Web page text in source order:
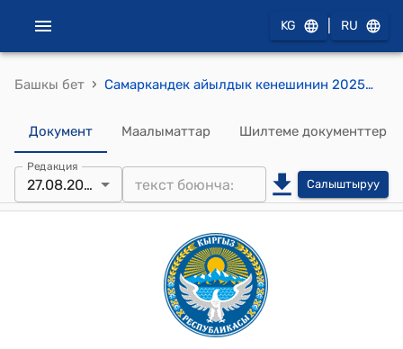
KG RU
Башкы бет › Самаркандек айылдык кенешинин 2025-жылдын 27-августундагы №63 "Самаркандек айыл аймагында 2025-жылдын ноябрь айында айыл чарба каттоосун өткөрүү өнөктүгүнө акча каражатын бөлүп берүү жөнүндө" токтому
Документ Маалыматтар Шилтеме документтер
Редакция
27.08.2025 Салыштыруу